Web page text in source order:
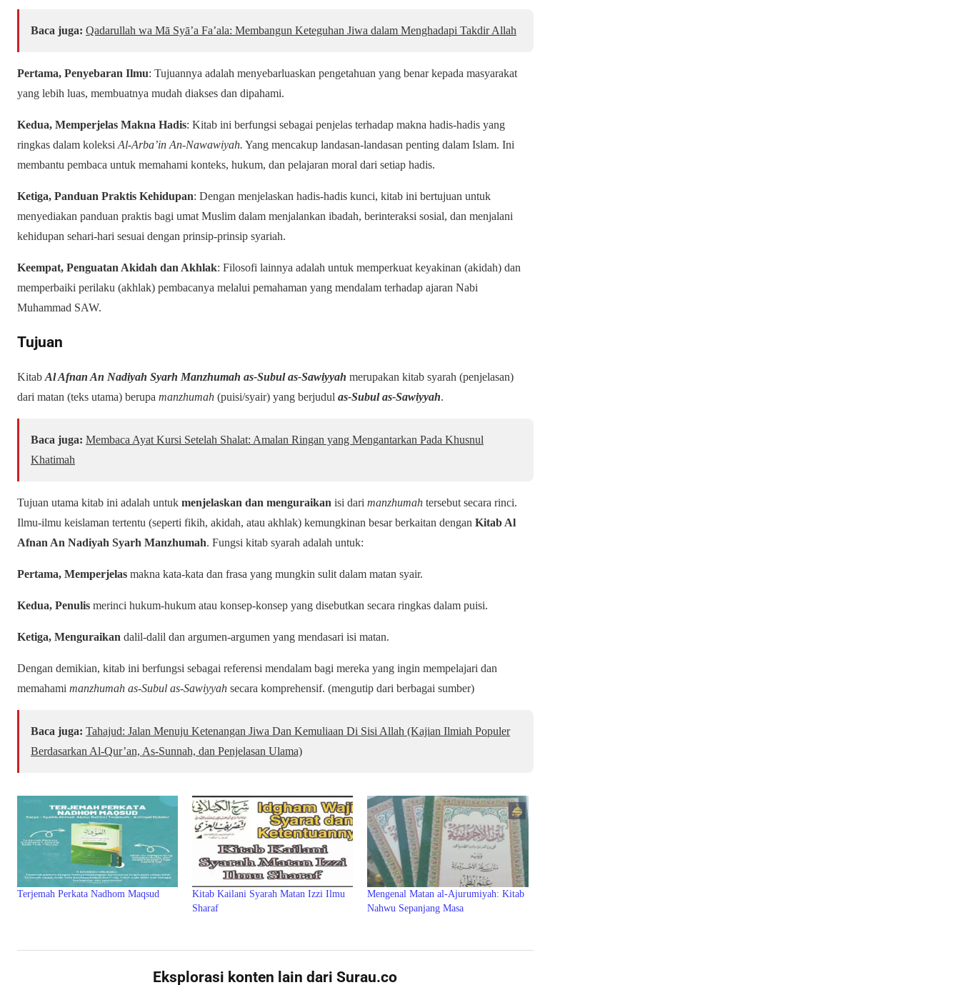
Baca juga: Qadarullah wa Mā Syā’a Fa’ala: Membangun Keteguhan Jiwa dalam Menghadapi Takdir Allah
Pertama, Penyebaran Ilmu: Tujuannya adalah menyebarluaskan pengetahuan yang benar kepada masyarakat
yang lebih luas, membuatnya mudah diakses dan dipahami.
Kedua, Memperjelas Makna Hadis: Kitab ini berfungsi sebagai penjelas terhadap makna hadis-hadis yang
ringkas dalam koleksi Al-Arba’in An-Nawawiyah. Yang mencakup landasan-landasan penting dalam Islam. Ini
membantu pembaca untuk memahami konteks, hukum, dan pelajaran moral dari setiap hadis.
Ketiga, Panduan Praktis Kehidupan: Dengan menjelaskan hadis-hadis kunci, kitab ini bertujuan untuk
menyediakan panduan praktis bagi umat Muslim dalam menjalankan ibadah, berinteraksi sosial, dan menjalani
kehidupan sehari-hari sesuai dengan prinsip-prinsip syariah.
Keempat, Penguatan Akidah dan Akhlak: Filosofi lainnya adalah untuk memperkuat keyakinan (akidah) dan
memperbaiki perilaku (akhlak) pembacanya melalui pemahaman yang mendalam terhadap ajaran Nabi
Muhammad SAW.
Tujuan
Kitab Al Afnan An Nadiyah Syarh Manzhumah as-Subul as-Sawiyyah merupakan kitab syarah (penjelasan)
dari matan (teks utama) berupa manzhumah (puisi/syair) yang berjudul as-Subul as-Sawiyyah.
Baca juga: Membaca Ayat Kursi Setelah Shalat: Amalan Ringan yang Mengantarkan Pada Khusnul
Khatimah
Tujuan utama kitab ini adalah untuk menjelaskan dan menguraikan isi dari manzhumah tersebut secara rinci.
Ilmu-ilmu keislaman tertentu (seperti fikih, akidah, atau akhlak) kemungkinan besar berkaitan dengan Kitab Al
Afnan An Nadiyah Syarh Manzhumah. Fungsi kitab syarah adalah untuk:
Pertama, Memperjelas makna kata-kata dan frasa yang mungkin sulit dalam matan syair.
Kedua, Penulis merinci hukum-hukum atau konsep-konsep yang disebutkan secara ringkas dalam puisi.
Ketiga, Menguraikan dalil-dalil dan argumen-argumen yang mendasari isi matan.
Dengan demikian, kitab ini berfungsi sebagai referensi mendalam bagi mereka yang ingin mempelajari dan
memahami manzhumah as-Subul as-Sawiyyah secara komprehensif. (mengutip dari berbagai sumber)
Baca juga: Tahajud: Jalan Menuju Ketenangan Jiwa Dan Kemuliaan Di Sisi Allah (Kajian Ilmiah Populer
Berdasarkan Al-Qur’an, As-Sunnah, dan Penjelasan Ulama)
Terjemah Perkata Nadhom Maqsud
Kitab Kailani Syarah Matan Izzi Ilmu
Sharaf
Mengenal Matan al-Ajurumiyah: Kitab
Nahwu Sepanjang Masa
Eksplorasi konten lain dari Surau.co